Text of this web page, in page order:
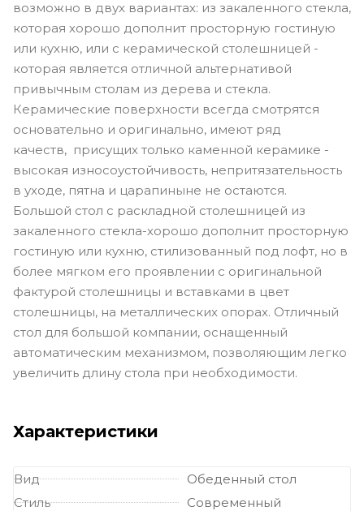
возможно в двух вариантах: из закаленного стекла,
которая хорошо дополнит просторную гостиную
или кухню, или с керамической столешницей -
которая является отличной альтернативой
привычным столам из дерева и стекла.
Керамические поверхности всегда смотрятся
основательно и оригинально, имеют ряд
качеств, присущих только каменной керамике -
высокая износоустойчивость, непритязательность
в уходе, пятна и царапиныне не остаются.
Большой стол с раскладной столешницей из
закаленного стекла-хорошо дополнит просторную
гостиную или кухню, стилизованный под лофт, но в
более мягком его проявлении с оригинальной
фактурой столешницы и вставками в цвет
столешницы, на металлических опорах. Отличный
стол для большой компании, оснащенный
автоматическим механизмом, позволяющим легко
увеличить длину стола при необходимости.
Характеристики
Вид
Обеденный стол
Стиль
Современный